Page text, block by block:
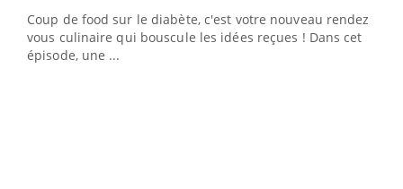
Coup de food sur le diabète, c'est votre nouveau rendez-
vous culinaire qui bouscule les idées reçues ! Dans cet
épisode, une ...